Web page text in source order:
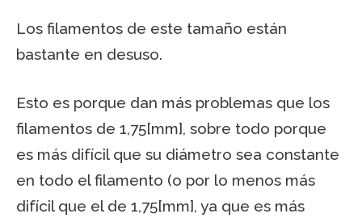
Los filamentos de este tamaño están
bastante en desuso.
Esto es porque dan más problemas que los
filamentos de 1,75[mm], sobre todo porque
es más difícil que su diámetro sea constante
en todo el filamento (o por lo menos más
difícil que el de 1,75[mm], ya que es más